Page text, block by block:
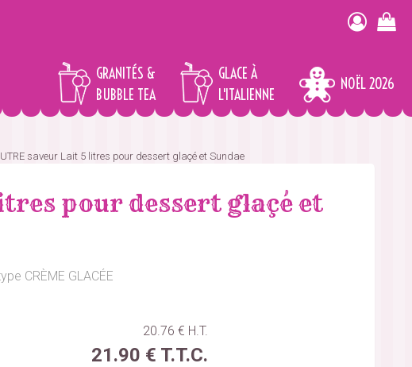
GRANITÉS &
BUBBLE TEA
GLACE À
L'ITALIENNE
NOËL 2026
saveur Lait 5 litres pour dessert glaçé et Sundae
pour dessert glaçé et
CRÈME GLACÉE
20 .76 € H.T.
21.90 € T.T.C.